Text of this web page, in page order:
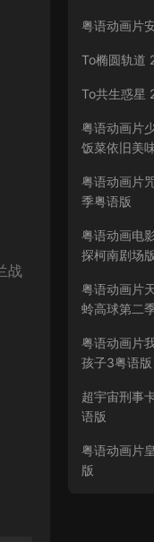
战
粤语动画片
To椭圆轨道
To共生惑星
粤语动画片
饭菜依旧美
粤语动画片
季粤语版
粤语动画电
探柯南剧场
粤语动画片
蛉高球第二
粤语动画片
孩子3粤语版
超宇宙刑事
语版
粤语动画片
版